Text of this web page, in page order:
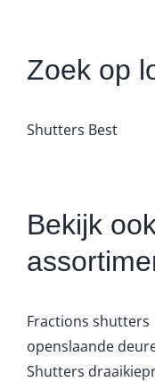
Zoek op
Shutters Best
Bekijk
Fractions shutters
openslaande
Shutters